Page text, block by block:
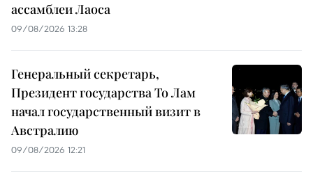
ассамблеи Лаоса
09/08/2026 13:28
Генеральный секретарь,
Президент государства То Лам
начал государственный визит в
Австралию
09/08/2026 12:21